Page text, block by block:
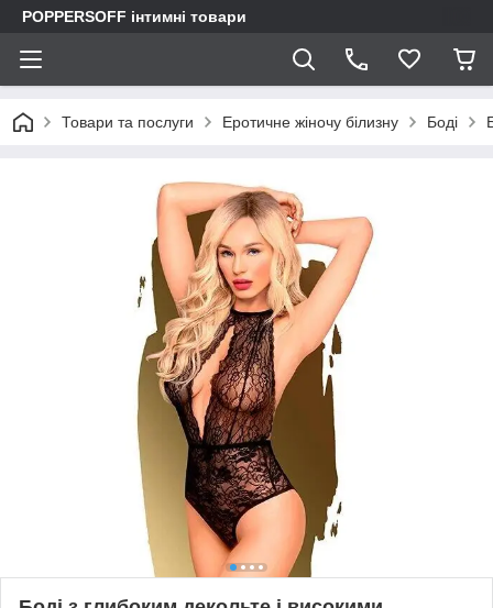
POPPERSOFF інтимні товари
Товари та послуги Еротичне жіночу білизну Боді